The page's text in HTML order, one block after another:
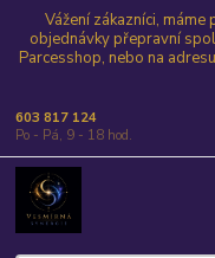
Vážení zákazníci,
objednávky přepravní
Parcesshop, nebo na
603 817 124
Po - Pá, 9 - 18 hod.